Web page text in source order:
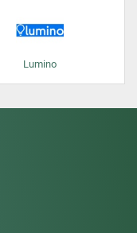
Lumino